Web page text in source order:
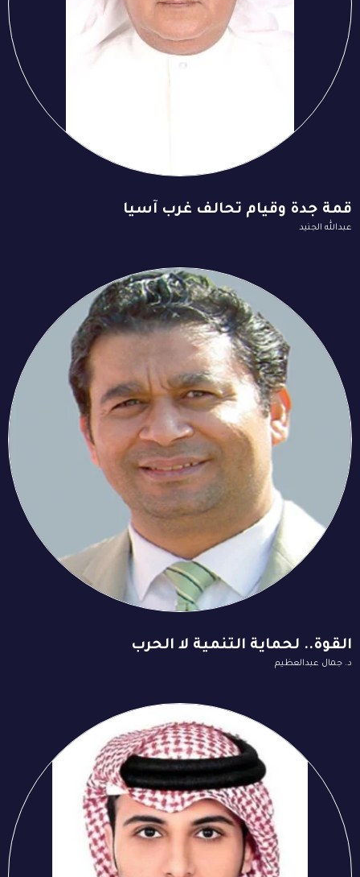
قمة جدة وقيام تحالف غرب آسيا
عبدالله الجنيد
القوة.. لحماية التنمية لا الحرب
د. جمال عبدالعظيم